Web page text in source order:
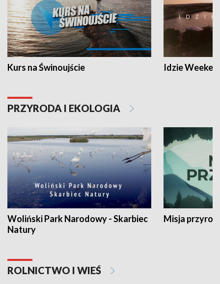
Kurs na Świnoujście Idzie
PRZYRODA I EKOLOGIA
Woliński Park Narodowy - Skarbiec
Natury
Misja
ROLNICTWO I WIEŚ